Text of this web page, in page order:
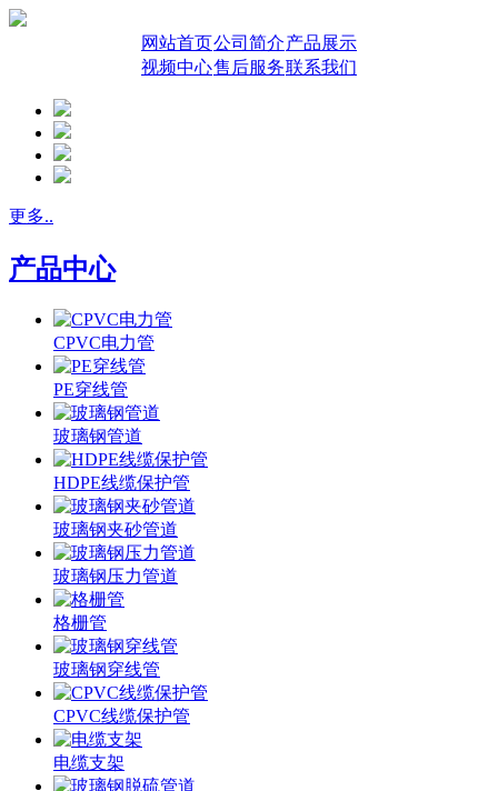
网站首页公司简介产品展示
视频中心售后服务联系我们
更多..
产品中心
CPVC电力管
PE穿线管
玻璃钢管道
HDPE线缆保护管
玻璃钢夹砂管道
玻璃钢压力管道
格栅管
玻璃钢穿线管
CPVC线缆保护管
电缆支架